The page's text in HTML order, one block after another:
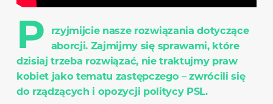
P
rzyjmijcie nasze rozwiązania dotyczące
aborcji. Zajmijmy się sprawami, które
dzisiaj trzeba rozwiązać, nie traktujmy praw
kobiet jako tematu zastępczego – zwrócili się
do rządzących i opozycji politycy PSL.